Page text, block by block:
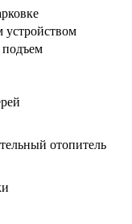
устройством
отопитель